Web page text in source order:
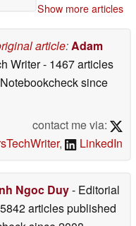
Show more articles
article:Adam
Writer- 1467 articles
since
contact me via:
, LinkedIn
Ngoc Duy- Editorial
articles published